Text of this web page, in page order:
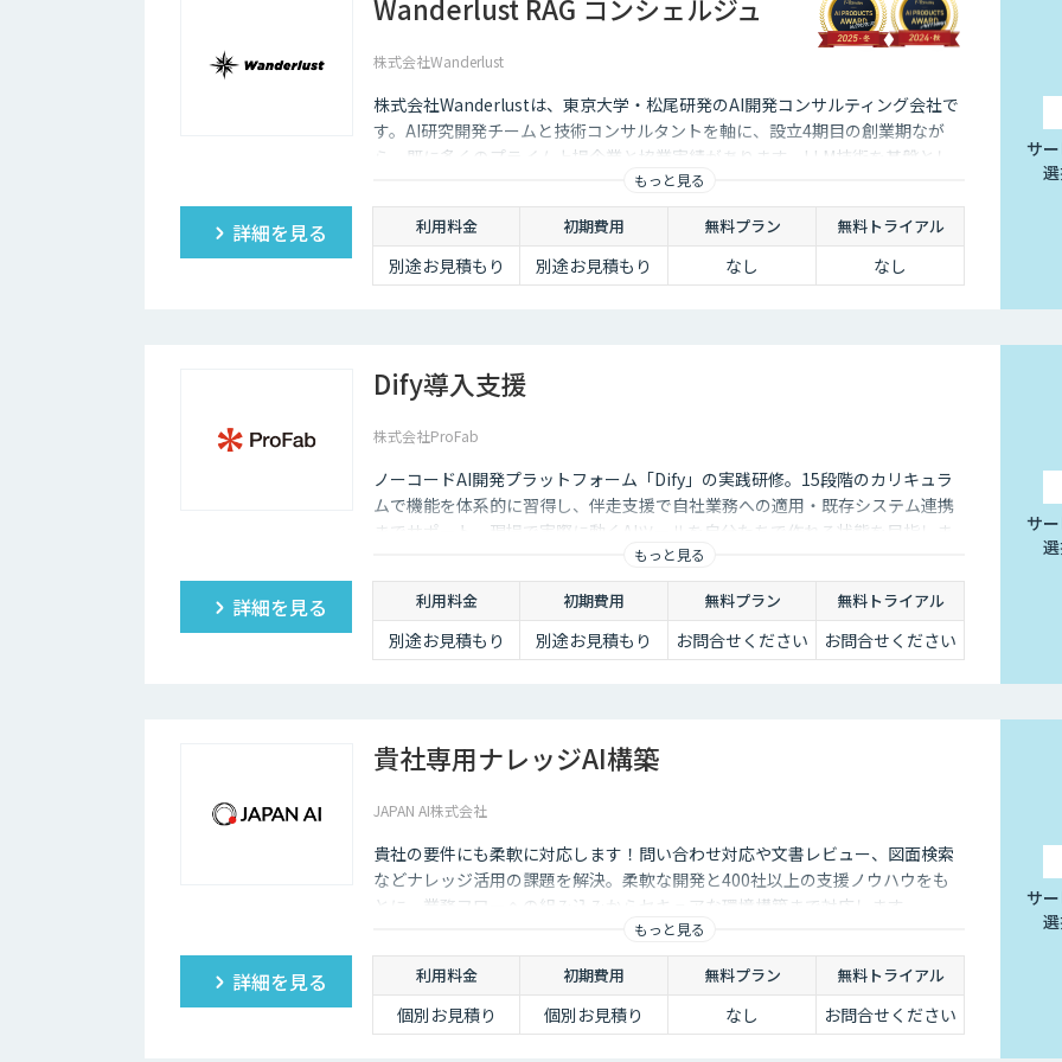
Wanderlust RAG コンシェルジュ
株式会社Wanderlust
株式会社Wanderlustは、東京大学・松尾研発のAI開発コンサルティング会社で
す。AI研究開発チームと技術コンサルタントを軸に、設立4期目の創業期なが
ら、既に多くのプライム上場企業と協業実績があります。LLM技術を基盤とし
た社内データ活用を強みとし、開発・検証で得た知見を形式知化。高品質な
PDCAを実現し、経営課題起点でビジネスと技術の両面から幅広く支援していま
もっと見る
詳細を見る 利用料金 初期費用 無料プラン 無料トライアル
別途お見積もり 別途お見積もり なし なし
サ
Dify導入支援
株式会社ProFab
ノーコードAI開発プラットフォーム「Dify」の実践研修。15段階のカリキュラ
ムで機能を体系的に習得し、伴走支援で自社業務への適用・既存システム連携
までサポート。現場で実際に動くAIツールを自分たちで作れる状態を目指しま
もっと見る
詳細を見る 利用料金 初期費用 無料プラン 無料トライアル
別途お見積もり 別途お見積もり お問合せください お問合せください
サ
貴社専用ナレッジAI構築
JAPAN AI株式会社
貴社の要件にも柔軟に対応します！問い合わせ対応や文書レビュー、図面検索
などナレッジ活用の課題を解決。柔軟な開発と400社以上の支援ノウハウをも
とに、業務フローへの組み込みからセキュアな環境構築まで対応します。
もっと見る
詳細を見る 利用料金 初期費用 無料プラン 無料トライアル
個別お見積り 個別お見積り なし お問合せください
サ